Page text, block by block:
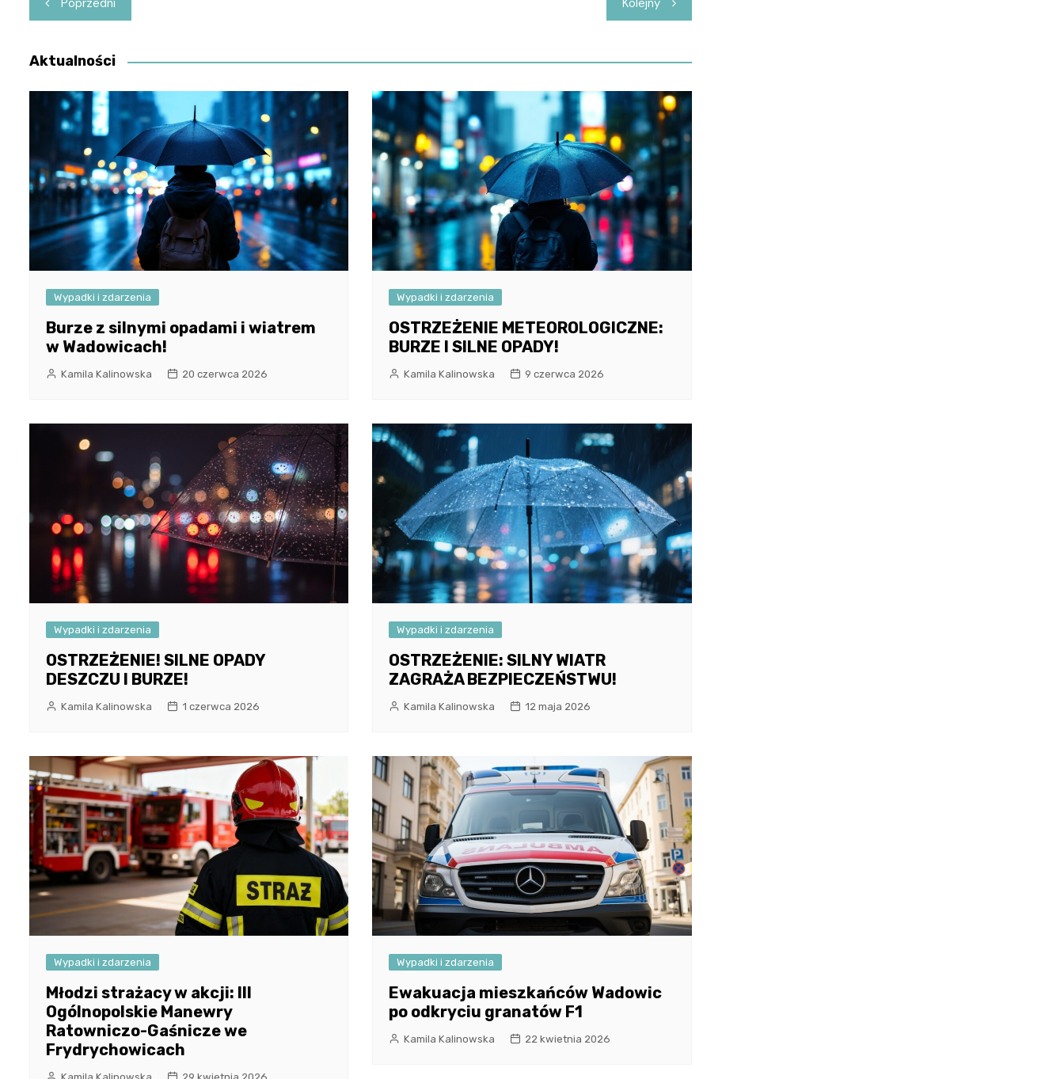
wpisu
Poprzedni Kolejny
Aktualności
Wypadki i zdarzenia
Burze z silnymi opadami i wiatrem
w Wadowicach!
Kamila Kalinowska 20 czerwca 2026
Wypadki i zdarzenia
OSTRZEŻENIE METEOROLOGICZNE:
BURZE I SILNE OPADY!
Kamila Kalinowska 9 czerwca 2026
Wypadki i zdarzenia
OSTRZEŻENIE! SILNE OPADY
DESZCZU I BURZE!
Kamila Kalinowska 1 czerwca 2026
Wypadki i zdarzenia
OSTRZEŻENIE: SILNY WIATR
ZAGRAŻA BEZPIECZEŃSTWU!
Kamila Kalinowska 12 maja 2026
Wypadki i zdarzenia
Młodzi strażacy w akcji: III
Ogólnopolskie Manewry
Ratowniczo-Gaśnicze we
Frydrychowicach
Wypadki i zdarzenia
Ewakuacja mieszkańców Wadowic
po odkryciu granatów F1
Kamila Kalinowska 22 kwietnia 2026